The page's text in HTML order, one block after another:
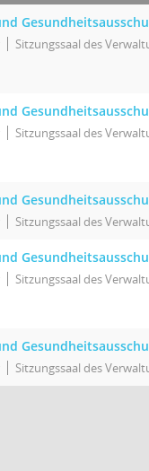
Sitzungssaal des
Sitzungssaal des
Sitzungssaal des
Sitzungssaal des
Sitzungssaal des